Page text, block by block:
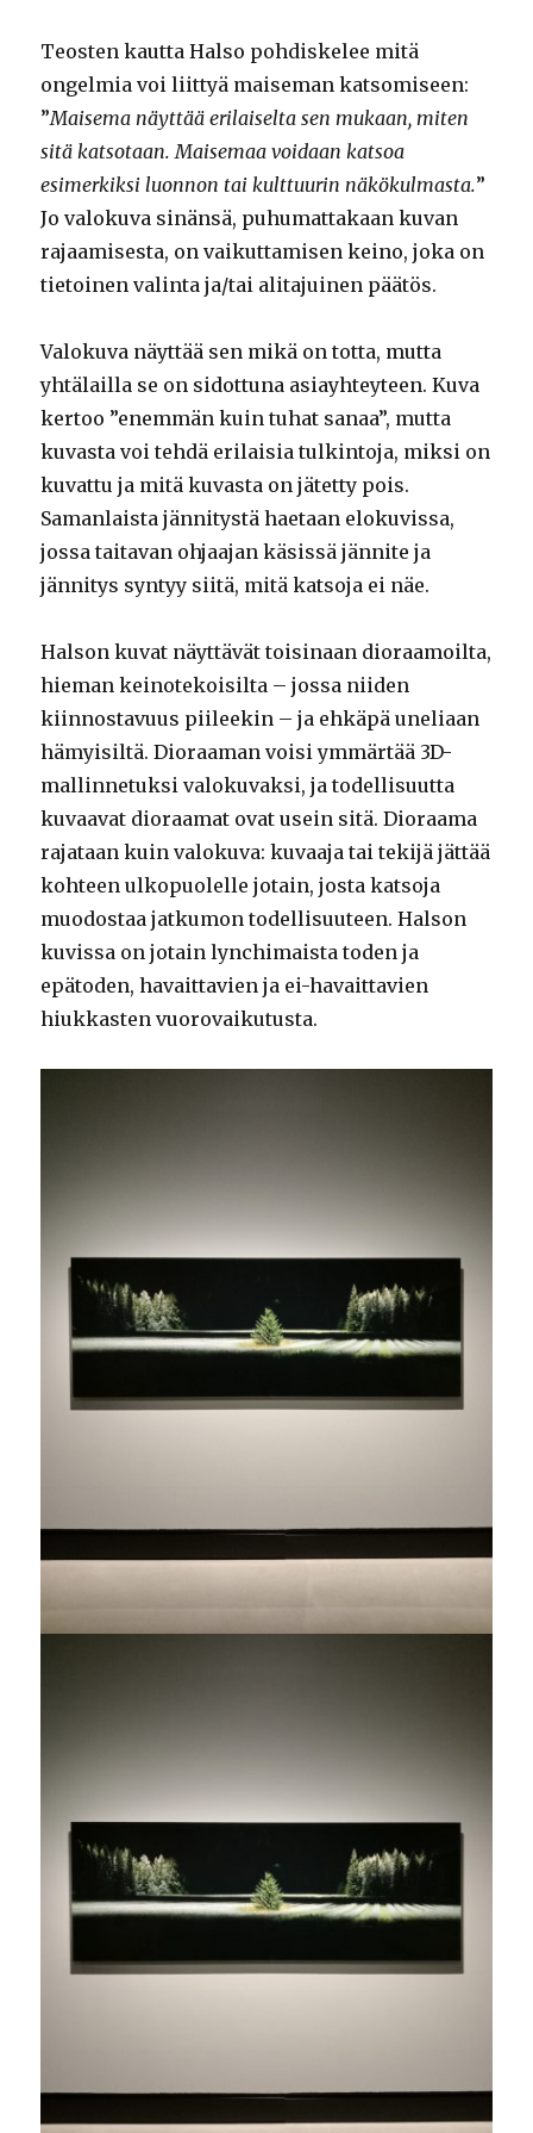
Teosten kautta Halso pohdiskelee mitä
ongelmia voi liittyä maiseman katsomiseen:
”Maisema näyttää erilaiselta sen mukaan, miten
sitä katsotaan. Maisemaa voidaan katsoa
esimerkiksi luonnon tai kulttuurin näkökulmasta.”
Jo valokuva sinänsä, puhumattakaan kuvan
rajaamisesta, on vaikuttamisen keino, joka on
tietoinen valinta ja/tai alitajuinen päätös.
Valokuva näyttää sen mikä on totta, mutta
yhtälailla se on sidottuna asiayhteyteen. Kuva
kertoo ”enemmän kuin tuhat sanaa”, mutta
kuvasta voi tehdä erilaisia tulkintoja, miksi on
kuvattu ja mitä kuvasta on jätetty pois.
Samanlaista jännitystä haetaan elokuvissa,
jossa taitavan ohjaajan käsissä jännite ja
jännitys syntyy siitä, mitä katsoja ei näe.
Halson kuvat näyttävät toisinaan dioraamoilta,
hieman keinotekoisilta – jossa niiden
kiinnostavuus piileekin – ja ehkäpä uneliaan
hämyisiltä. Dioraaman voisi ymmärtää 3D-
mallinnetuksi valokuvaksi, ja todellisuutta
kuvaavat dioraamat ovat usein sitä. Dioraama
rajataan kuin valokuva: kuvaaja tai tekijä jättää
kohteen ulkopuolelle jotain, josta katsoja
muodostaa jatkumon todellisuuteen. Halson
kuvissa on jotain lynchimaista toden ja
epätoden, havaittavien ja ei-havaittavien
hiukkasten vuorovaikutusta.